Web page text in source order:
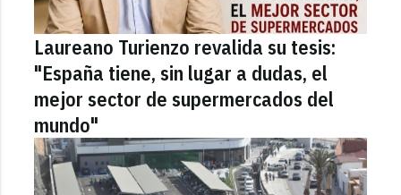
Laureano Turienzo revalida su tesis:
"España tiene, sin lugar a dudas, el
mejor sector de supermercados del
mundo"